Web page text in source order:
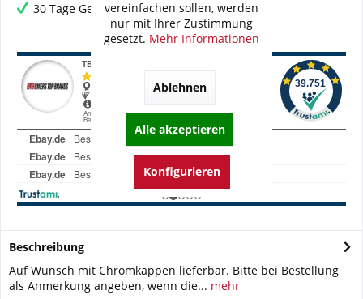
30 Tage Geld-Zurück-Garantie
Beschreibung
Auf Wunsch mit Chromkappen lieferbar. Bitte bei Bestellung
als Anmerkung angeben, wenn die... mehr
vereinfachen sollen, werden
nur mit Ihrer Zustimmung
gesetzt. Mehr Informationen
Ablehnen
Alle akzeptieren
Konfigurieren